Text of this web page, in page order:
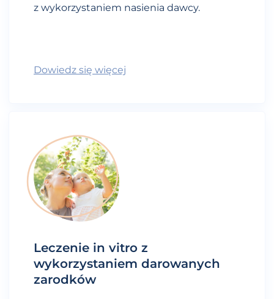
z wykorzystaniem nasienia dawcy.
Dowiedz się więcej
Leczenie in vitro z
wykorzystaniem darowanych
zarodków